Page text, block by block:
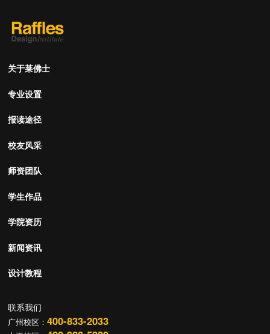
关于莱佛士
专业设置
报读途径
校友风采
师资团队
学生作品
学院资历
新闻资讯
设计教程
联系我们
广州校区：400-833-2033